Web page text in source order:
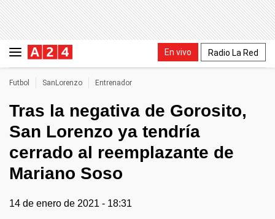
En vivo Radio La Red
Futbol SanLorenzo Entrenador
Tras la negativa de Gorosito,
San Lorenzo ya tendría
cerrado al reemplazante de
Mariano Soso
14 de enero de 2021 - 18:31